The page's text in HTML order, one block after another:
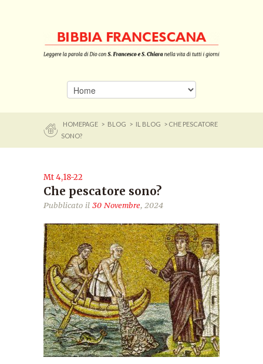
HOMEPAGE > BLOG > IL BLOG
> CHE PESCATORE
SONO?
Mt 4,18-22
Che pescatore sono?
Pubblicato il 30 Novembre, 2024